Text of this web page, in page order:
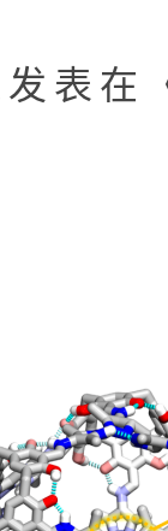
发表在